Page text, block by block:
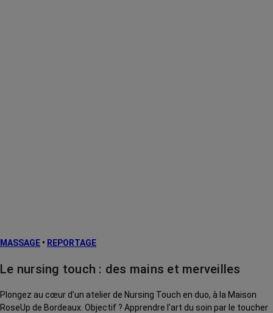
MASSAGE • REPORTAGE
Le nursing touch : des mains et merveilles
Plongez au cœur d’un atelier de Nursing Touch en duo, à la Maison
RoseUp de Bordeaux. Objectif ? Apprendre l’art du soin par le toucher